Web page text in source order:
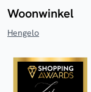
Woonwinkel
Hengelo